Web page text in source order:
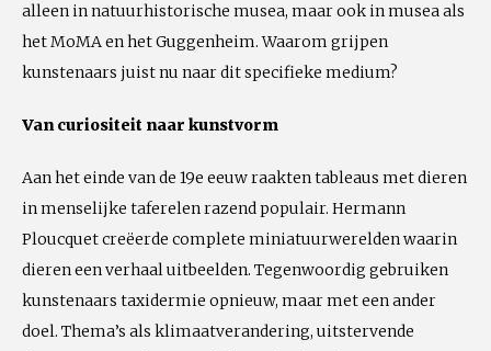
alleen in natuurhistorische musea, maar ook in musea als
het MoMA en het Guggenheim. Waarom grijpen
kunstenaars juist nu naar dit specifieke medium?
Van curiositeit naar kunstvorm
Aan het einde van de 19e eeuw raakten tableaus met dieren
in menselijke taferelen razend populair. Hermann
Ploucquet creëerde complete miniatuurwerelden waarin
dieren een verhaal uitbeelden. Tegenwoordig gebruiken
kunstenaars taxidermie opnieuw, maar met een ander
doel. Thema’s als klimaatverandering, uitstervende